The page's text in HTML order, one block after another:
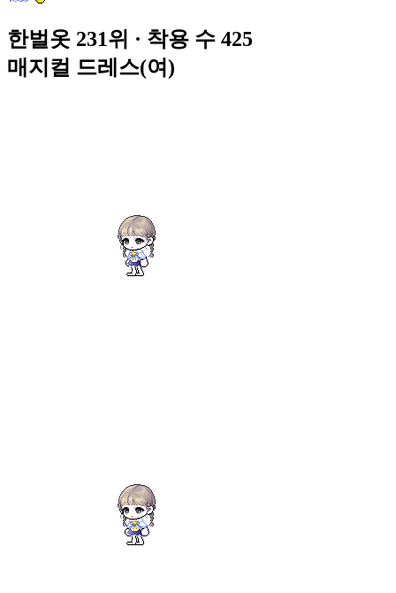
한벌옷 231위 · 착용 수 425
매지컬 드레스(여)